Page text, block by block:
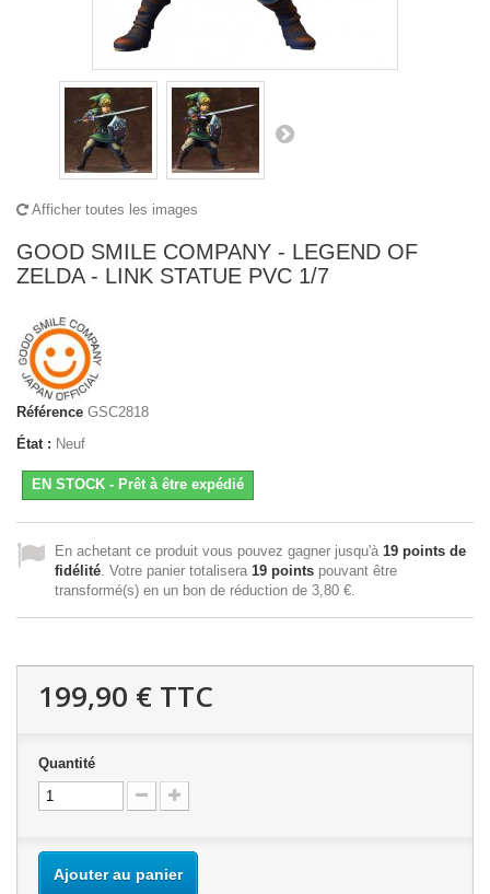
Afficher toutes les images
GOOD SMILE COMPANY - LEGEND OF
ZELDA - LINK STATUE PVC 1/7
Référence GSC2818
État : Neuf
EN STOCK - Prêt à être expédié
En achetant ce produit vous pouvez gagner jusqu'à 19 points de
fidélité . Votre panier totalisera 19 points pouvant être
transformé(s) en un bon de réduction de 3,80 €
199,90 € TTC
Quantité
Ajouter au panier